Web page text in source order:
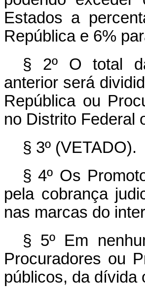
Estados a
República e 6%
§ 2º O total
anterior será
República ou
no Distrito Federal
§ 3º (VETADO).
§ 4º Os
pela cobrança
nas marcas do
§ 5º Em
Procuradores ou
públicos, da dívida